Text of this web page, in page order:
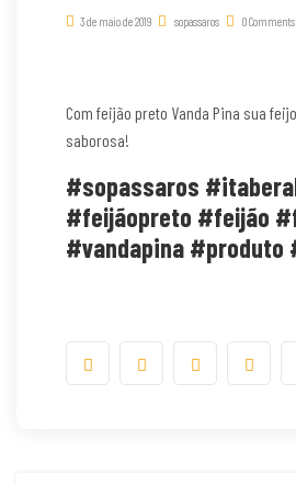
3 de maio de 2019 sopassaros 0 Comments
Com feijão preto Vanda Pina sua
saborosa!
#sopassaros
#feijãopreto #feijão
#vandapina #produto